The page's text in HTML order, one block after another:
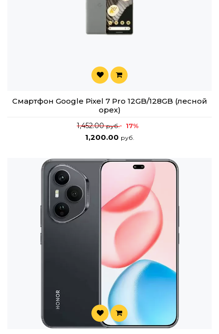
Смартфон Google Pixel 7 Pro 12GB/128GB (лесной
орех)
1,452.00руб. 17%
1,200.00 руб.